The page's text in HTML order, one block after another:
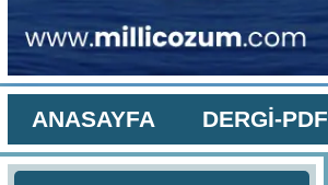
ANASAYFA DERGİ-PDF